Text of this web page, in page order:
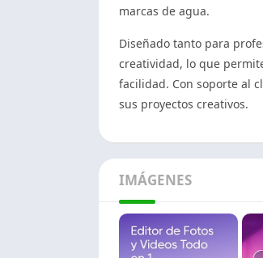
marcas de agua.
Diseñado tanto para
creatividad, lo que
facilidad. Con soporte al
sus proyectos creativos.
IMÁGENES